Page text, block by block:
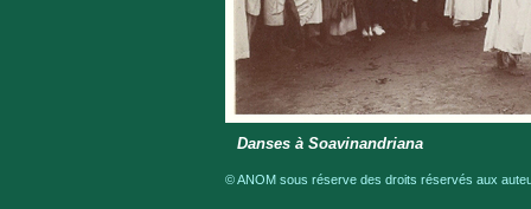
Danses à Soavinandriana
© ANOM sous réserve des droits réservés aux